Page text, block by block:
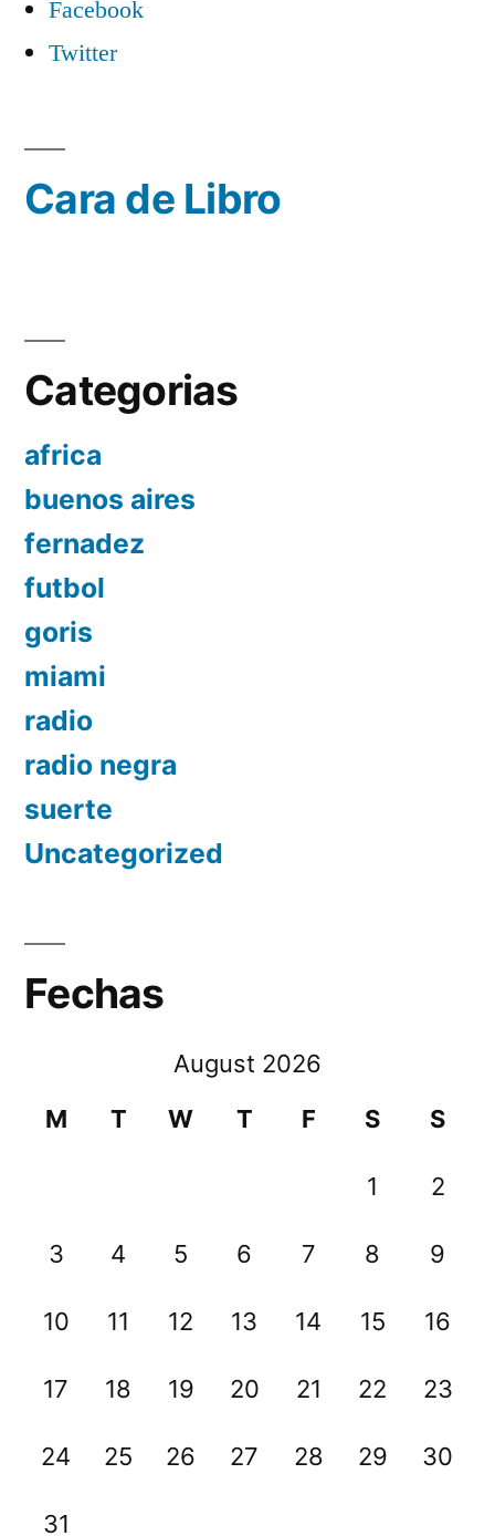
Facebook
Twitter
Cara de Libro
Categorias
africa
buenos aires
fernadez
futbol
goris
miami
radio
radio negra
suerte
Uncategorized
Fechas
August 2026
M
T W T F S S
1 2
3 4 5 6 7 8 9
10 11 12 13 14 15 16
17 18 19 20 21 22 23
24 25 26 27 28 29 30
31